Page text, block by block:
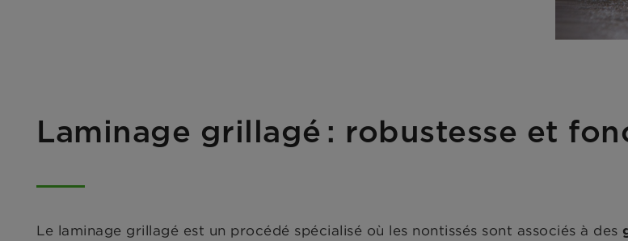
Laminage grillagé : robustesse et
Le laminage grillagé est un procédé spécialisé où les nontissés sont associés à des